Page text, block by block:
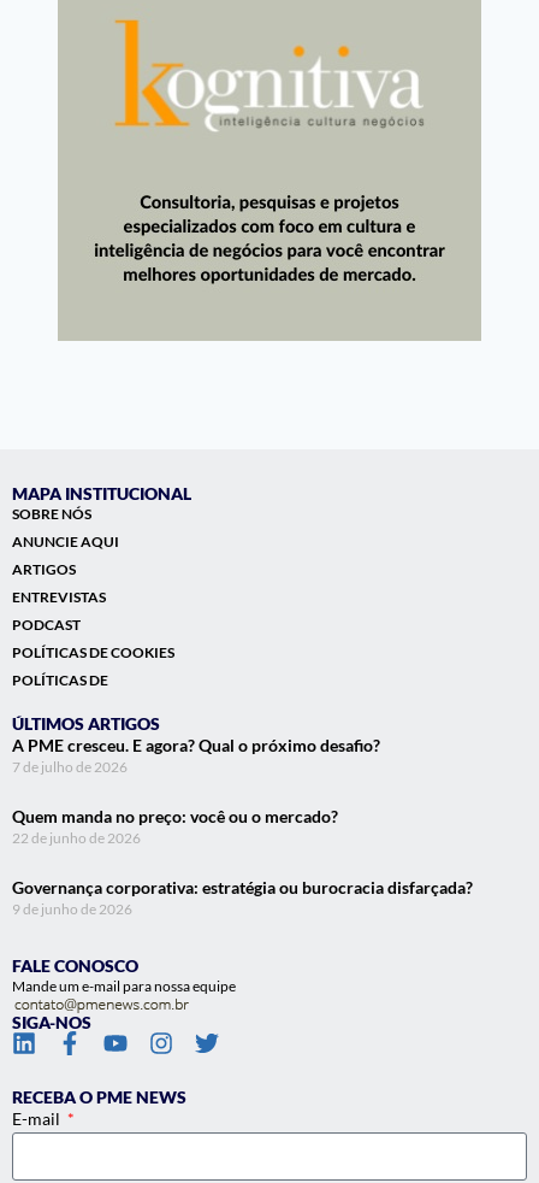
MAPA INSTITUCIONAL
SOBRE NÓS
ANUNCIE AQUI
ARTIGOS
ENTREVISTAS
PODCAST
POLÍTICAS DE COOKIES
POLÍTICAS DE
ÚLTIMOS ARTIGOS
A PME cresceu. E agora? Qual o próximo desafio?
7 de julho de 2026
Quem manda no preço: você ou o mercado?
22 de junho de 2026
Governança corporativa: estratégia ou burocracia disfarçada?
9 de junho de 2026
FALE CONOSCO
Mande um e-mail para nossa equipe
SIGA-NOS
RECEBA O PME NEWS
E-mail